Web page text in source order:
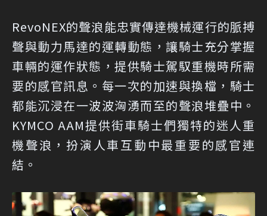
RevoNEX的聲浪能忠實傳達機械運行的脈搏
聲與動力馬達的運轉動態，讓騎士充分掌握
車輛的運作狀態，提供騎士駕馭重機時所需
要的感官訊息。每一次的加速與換檔，騎士
都能沉浸在一波波洶湧而至的聲浪堆疊中。
KYMCO AAM提供街車騎士們獨特的迷人重
機聲浪，扮演人車互動中最重要的感官連
結。